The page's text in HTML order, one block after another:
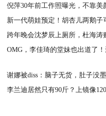
倪萍30年前工作照曝光，不靠美
新一代萌娃预定！胡杏儿两鹅子
跨年晚会沈梦辰上厕所，杜海涛
OMG，李佳琦的堂妹也出道了
谢娜被diss：脑子无货，肚子没
李兰迪居然只有90斤？上镜像